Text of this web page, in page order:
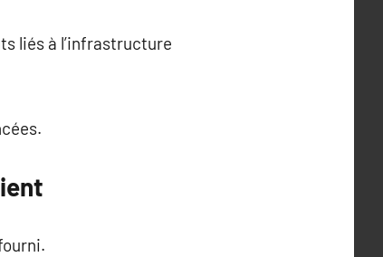
liés à l’infrastructure